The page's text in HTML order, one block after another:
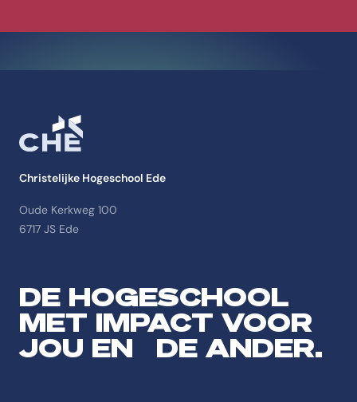
Christelijke Hogeschool Ede
Oude Kerkweg 100
6717 JS Ede
DE HOGESCHOOL
MET IMPACT VOOR
JOU EN DE ANDER.